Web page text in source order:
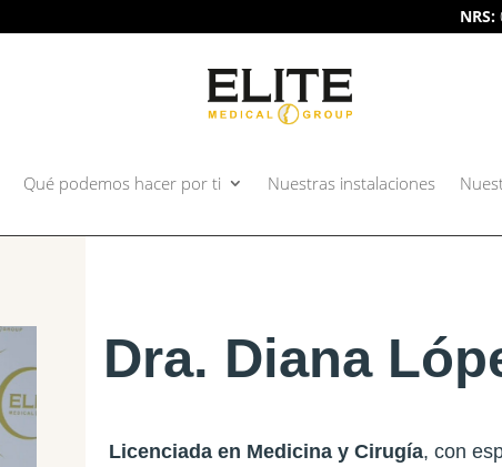
NRS:
Qué podemos hacer por ti Nuestras instalaciones
Dra. Diana
Licenciada en Medicina y Cirugía, con